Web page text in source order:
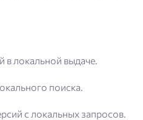
локальной выдаче.
поиска.
с локальных запросов.